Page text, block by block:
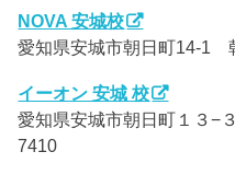
NOVA 安城校
愛知県安城市朝日町14-1
イーオン 安城 校
愛知県安城市朝日町１３
7410